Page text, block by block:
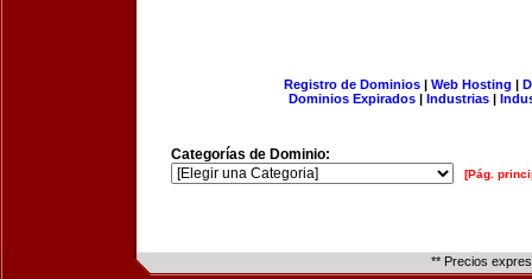
Registro de Dominios| Web Hosting |
Dominios Expirados | Industrias |
Categorías de Dominio:
[Pág.
** Precios